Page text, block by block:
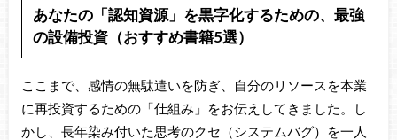
あなたの「認知資源」を黒字化するための、最強
の設備投資（おすすめ書籍5選）
ここまで、感情の無駄遣いを防ぎ、自分のリソースを本業
に再投資するための「仕組み」をお伝えしてきました。し
かし、長年染み付いた思考のクセ（システムバグ）を一人